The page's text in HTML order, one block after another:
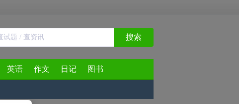
搜索
英语 作文 日记 图书